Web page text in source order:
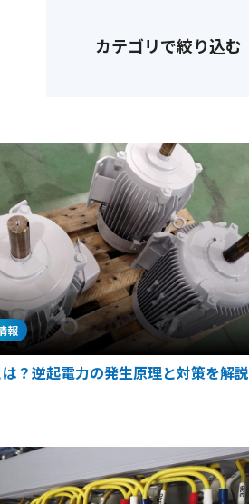
カテゴリで絞り込む
報
？逆起電力の発生原理と対策を解説